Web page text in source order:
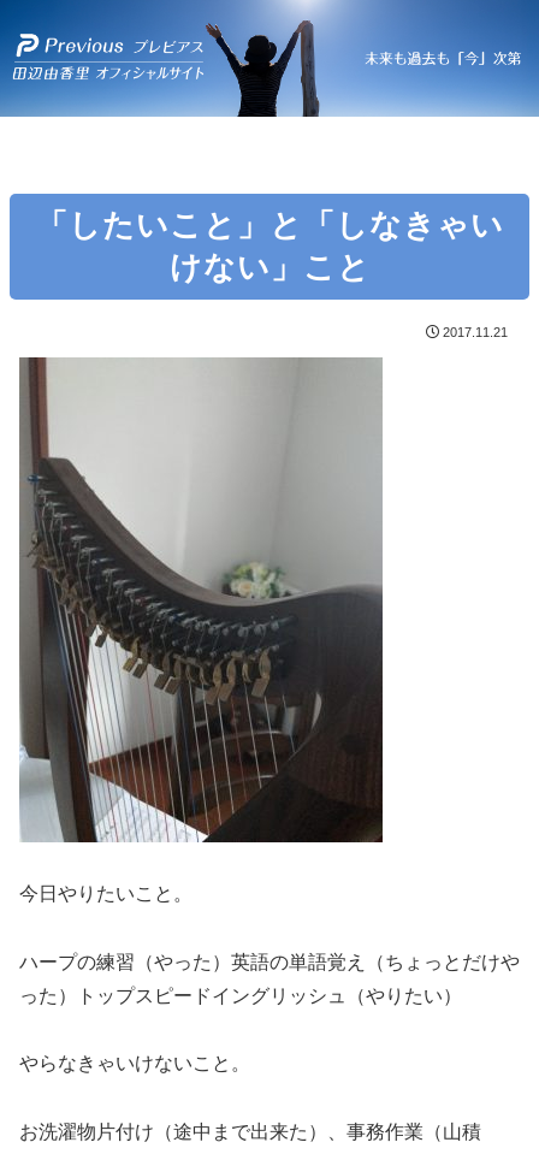
「したいこと」と「しなきゃい
けない」こと
2017.11.21
今日やりたいこと。
ハープの練習（やった）英語の単語覚え（ちょっとだけや
った）トップスピードイングリッシュ（やりたい）
やらなきゃいけないこと。
お洗濯物片付け（途中まで出来た）、事務作業（山積